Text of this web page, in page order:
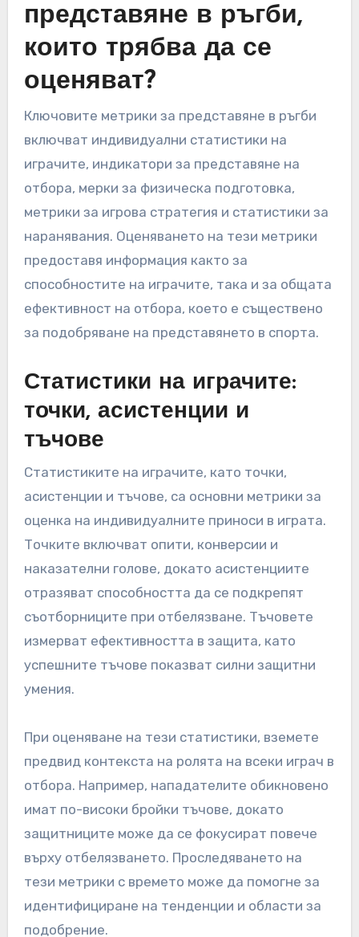
представяне в ръгби,
които трябва да се
оценяват?
Ключовите метрики за представяне в ръгби
включват индивидуални статистики на
играчите, индикатори за представяне на
отбора, мерки за физическа подготовка,
метрики за игрова стратегия и статистики за
наранявания. Оценяването на тези метрики
предоставя информация както за
способностите на играчите, така и за общата
ефективност на отбора, което е съществено
за подобряване на представянето в спорта.
Статистики на играчите:
точки, асистенции и
тъчове
Статистиките на играчите, като точки,
асистенции и тъчове, са основни метрики за
оценка на индивидуалните приноси в играта.
Точките включват опити, конверсии и
наказателни голове, докато асистенциите
отразяват способността да се подкрепят
съотборниците при отбелязване. Тъчовете
измерват ефективността в защита, като
успешните тъчове показват силни защитни
умения.
При оценяване на тези статистики, вземете
предвид контекста на ролята на всеки играч в
отбора. Например, нападателите обикновено
имат по-високи бройки тъчове, докато
защитниците може да се фокусират повече
върху отбелязването. Проследяването на
тези метрики с времето може да помогне за
идентифициране на тенденции и области за
подобрение.